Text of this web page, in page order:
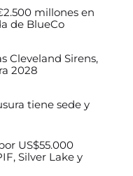
millones en
de BlueCo
Cleveland Sirens,
2028
tiene sede y
US$55.000
Silver Lake y